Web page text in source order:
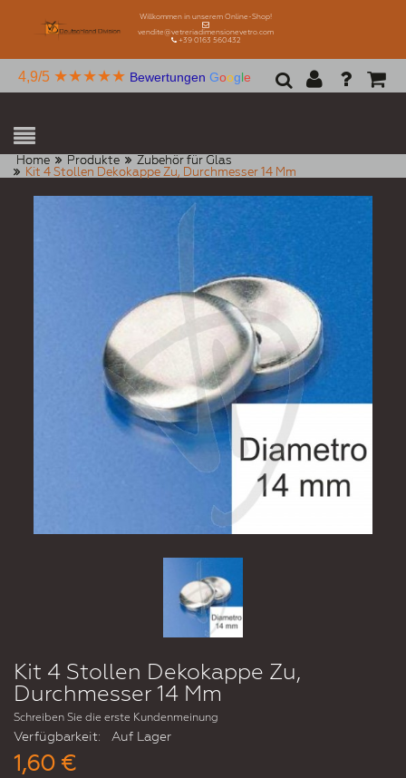
Willkommen in unserem Online-Shop!
vendite@vetreriadimensionevetro.com
+39 0163 560432
4,9/5 ★★★★★ Bewertungen Google
Home Produkte
Zubehör für Glas
Kit 4 Stollen Dekokappe Zu, Durchmesser 14 Mm
Kit 4 Stollen Dekokappe Zu,
Durchmesser 14 Mm
Schreiben Sie die erste Kundenmeinung
Verfügbarkeit: Auf Lager
1,60 €